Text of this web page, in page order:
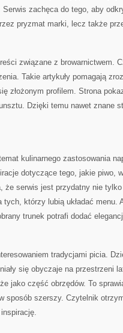
zachęca do tego, aby
pryzmat marki, lecz także
związane z browarnictwem.
Takie artykuły pomagają
złożonym profilem. Strona
Dzięki temu nawet znane
kulinarnego zastosowania
dotyczące tego, jakie piwo,
że serwis jest przydatny nie
którzy lubią układać menu.
trunek potrafi dodać
tradycjami picia.
się obyczaje na przestrzeni
jako część obrzędów. To
sposób szerszy. Czytelnik